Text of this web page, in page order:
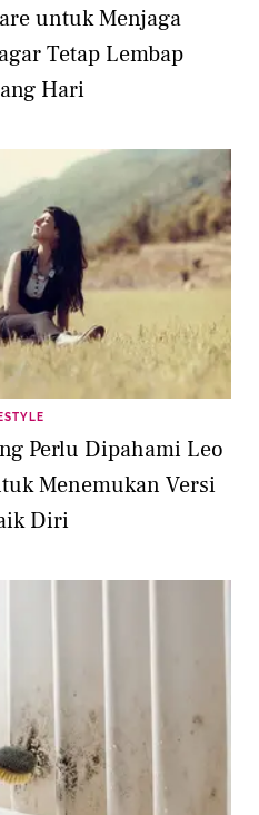
untuk Menjaga
Tetap Lembap
Hari
Perlu Dipahami Leo
Menemukan Versi
Diri